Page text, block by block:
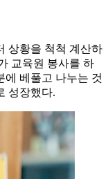
상황을 척척 계산하
교육원 봉사를 하
에 베풀고 나누는 것
성장했다.